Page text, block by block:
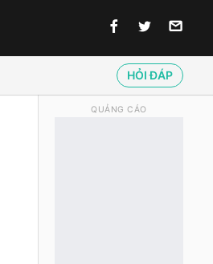
HỎI ĐÁP
QUẢNG CÁO